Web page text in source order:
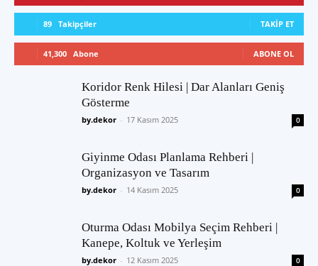
89 Takipçiler TAKIP ET
41,300 Abone ABONE OL
Koridor Renk Hilesi | Dar Alanları Geniş
Gösterme
by.dekor - 17 Kasım 2025 0
Giyinme Odası Planlama Rehberi |
Organizasyon ve Tasarım
by.dekor - 14 Kasım 2025 0
Oturma Odası Mobilya Seçim Rehberi |
Kanepe, Koltuk ve Yerleşim
by.dekor - 12 Kasım 2025 0